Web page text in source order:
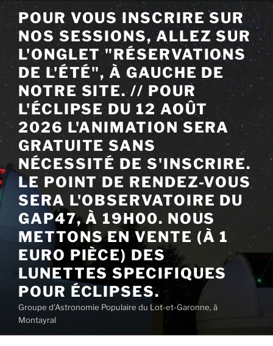
Aller
contenu
principal
POUR VOUS INSCRIRE SUR
NOS SESSIONS, ALLEZ SUR
L'ONGLET "RÉSERVATIONS
DE L'ÉTÉ", À GAUCHE DE
NOTRE SITE. // POUR
L'ÉCLIPSE DU 12 AOÛT
2026 L'ANIMATION SERA
GRATUITE SANS
NÉCESSITÉ DE S'INSCRIRE.
LE POINT DE RENDEZ-VOUS
SERA L'OBSERVATOIRE DU
GAP47, À 19H00. NOUS
METTONS EN VENTE (À 1
EURO PIÈCE) DES
LUNETTES SPECIFIQUES
POUR ÉCLIPSES.
Groupe d'Astronomie Populaire du Lot-et-Garonne, à
Montayral